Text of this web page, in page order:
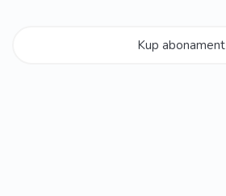
Kup abonament